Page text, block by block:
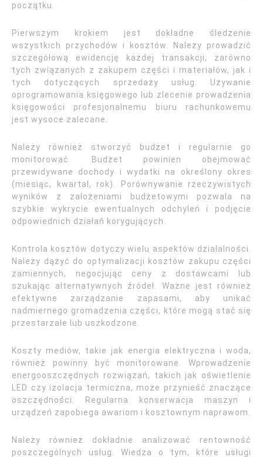
początku.
Pierwszym krokiem jest dokładne śledzenie
wszystkich przychodów i kosztów. Należy prowadzić
szczegółową ewidencję każdej transakcji, zarówno
tych związanych z zakupem części i materiałów, jak i
tych dotyczących sprzedaży usług. Używanie
oprogramowania księgowego lub zlecenie prowadzenia
księgowości profesjonalnemu biuru rachunkowemu
jest wysoce zalecane.
Należy również stworzyć budżet i regularnie go
monitorować. Budżet powinien obejmować
przewidywane dochody i wydatki na określony okres
(miesiąc, kwartał, rok). Porównywanie rzeczywistych
wyników z założeniami budżetowymi pozwala na
szybkie wykrycie ewentualnych odchyleń i podjęcie
odpowiednich działań korygujących.
Kontrola kosztów dotyczy wielu aspektów działalności.
Należy dążyć do optymalizacji kosztów zakupu części
zamiennych, negocjując ceny z dostawcami lub
szukając alternatywnych źródeł. Ważne jest również
efektywne zarządzanie zapasami, aby unikać
nadmiernego gromadzenia części, które mogą stać się
przestarzałe lub uszkodzone.
Koszty mediów, takie jak energia elektryczna i woda,
również powinny być monitorowane. Wprowadzenie
energooszczędnych rozwiązań, takich jak oświetlenie
LED czy izolacja termiczna, może przynieść znaczące
oszczędności. Regularna konserwacja maszyn i
urządzeń zapobiega awariom i kosztownym naprawom.
Należy również dokładnie analizować rentowność
poszczególnych usług. Wiedza o tym, które usługi